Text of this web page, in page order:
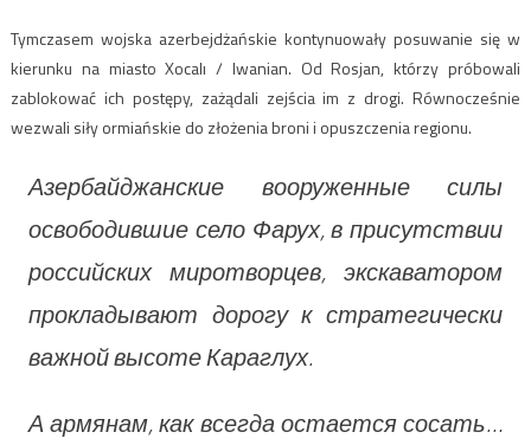
Tymczasem wojska azerbejdżańskie kontynuowały posuwanie się w
kierunku na miasto Xocalı / Iwanian. Od Rosjan, którzy próbowali
zablokować ich postępy, zażądali zejścia im z drogi. Równocześnie
wezwali siły ormiańskie do złożenia broni i opuszczenia regionu.
Азербайджанские вооруженные силы
освободившие село Фарух, в присутствии
российских миротворцев, экскаватором
прокладывают дорогу к стратегически
важной высоте Караглух.
А армянам, как всегда остается сосать…